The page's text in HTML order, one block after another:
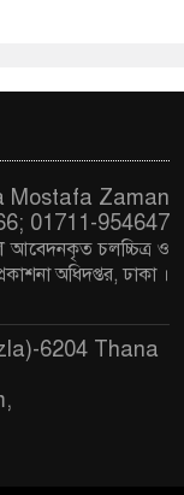
Mostafa Zaman
01711-954647
আবেদনকৃত চলচ্চিত্র ও
অধিদপ্তর, ঢাকা ।
6204 Thana
,